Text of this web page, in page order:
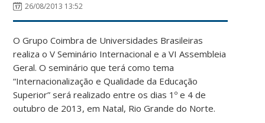
26/08/2013 13:52
O Grupo Coimbra de Universidades Brasileiras
realiza o V Seminário Internacional e a VI Assembleia
Geral. O seminário que terá como tema
“Internacionalização e Qualidade da Educação
Superior” será realizado entre os dias 1º e 4 de
outubro de 2013, em Natal, Rio Grande do Norte.